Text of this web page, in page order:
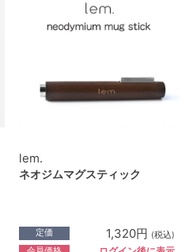
lem.
ネオジムマグスティック
定価 1,320円 (税込)